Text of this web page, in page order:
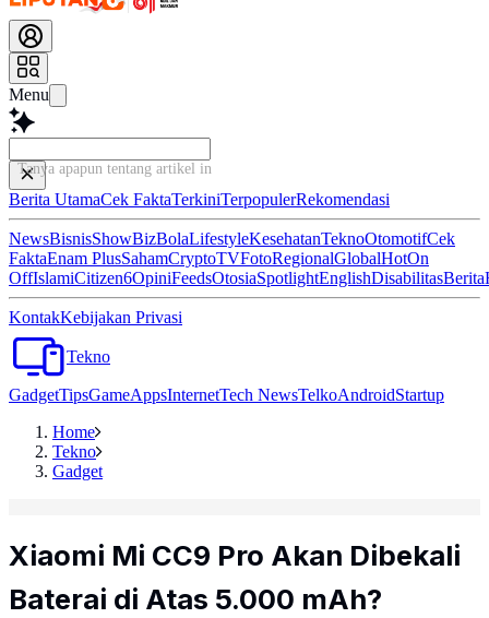
Menu
Tanya apapun tentang artikel ini...
Berita UtamaCek FaktaTerkiniTerpopulerRekomendasi
NewsBisnisShowBizBolaLifestyleKesehatanTeknoOtomotifCek
FaktaEnam PlusSahamCryptoTVFotoRegionalGlobalHotOn
OffIslamiCitizen6OpiniFeedsOtosiaSpotlightEnglishDisabilitasBerita
KontakKebijakan Privasi
Tekno
GadgetTipsGameAppsInternetTech NewsTelkoAndroidStartup
Home
Tekno
Gadget
Xiaomi Mi CC9 Pro Akan Dibekali
Baterai di Atas 5.000 mAh?